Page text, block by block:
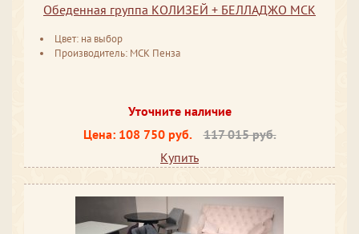
Обеденная группа КОЛИЗЕЙ + БЕЛЛАДЖО МСК
Цвет: на выбор
Производитель: МСК Пенза
Уточните наличие
Цена: 108 750 руб.
117 015 руб.
Купить